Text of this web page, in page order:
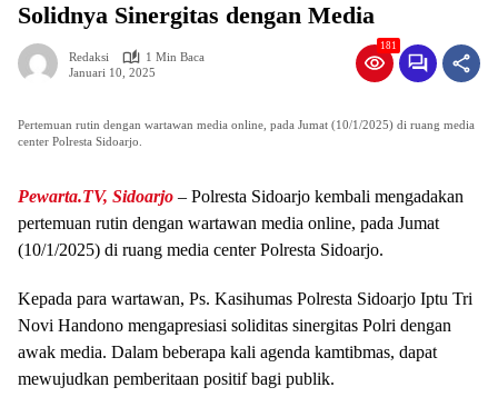
Solidnya Sinergitas dengan Media
Redaksi
1 Min Baca
Januari 10, 2025
181
Pertemuan rutin dengan wartawan media online, pada Jumat (10/1/2025) di ruang media
center Polresta Sidoarjo.
Pewarta.TV, Sidoarjo – Polresta Sidoarjo kembali mengadakan
pertemuan rutin dengan wartawan media online, pada Jumat
(10/1/2025) di ruang media center Polresta Sidoarjo.
Kepada para wartawan, Ps. Kasihumas Polresta Sidoarjo Iptu Tri
Novi Handono mengapresiasi soliditas sinergitas Polri dengan
awak media. Dalam beberapa kali agenda kamtibmas, dapat
mewujudkan pemberitaan positif bagi publik.